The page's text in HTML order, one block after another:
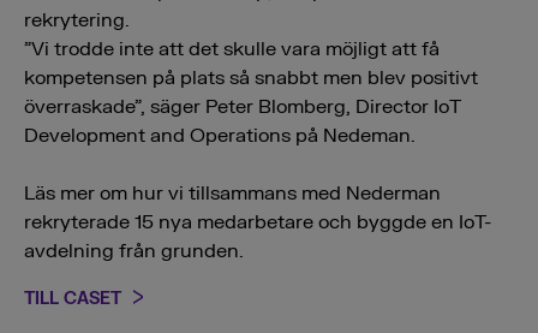
rekrytering.
”Vi trodde inte att det skulle vara möjligt att få
kompetensen på plats så snabbt men blev positivt
överraskade”, säger Peter Blomberg, Director IoT
Development and Operations på Nedeman.
Läs mer om hur vi tillsammans med Nederman
rekryterade 15 nya medarbetare och byggde en IoT-
avdelning från grunden.
TILL CASET